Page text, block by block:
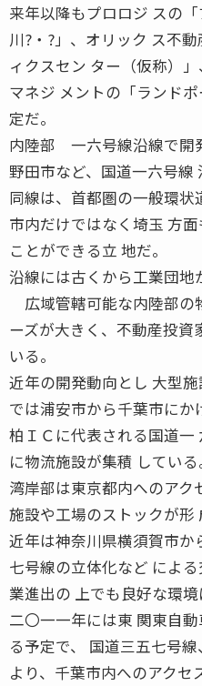
来年以降もプロロジ スの
川?・?」、オリック ス不
ィクスセン ター（仮称）
マネジ メントの「ランド
定だ。
内陸部 一六号線沿線で
野田市など、国道一六号線
同線は、首都圏の一般環
市内だけではなく埼玉 方
ことができる立 地だ。
沿線には古くから工業団地
広域管轄可能な内陸部の
ーズが大きく、不動産投資
いる。
近年の開発動向とし 大型
では浦安市から千葉市に
柏ＩＣに代表される国道一
に物流施設が集積 している
湾岸部は東京都内へのアク
施設や工場のストックが形
近年は神奈川県横須賀市か
七号線の立体化など によ
業進出の 上でも良好な環境
二〇一一年には東 関東自
る予定で、 国道三五七号
より、千葉市内へのアクセ